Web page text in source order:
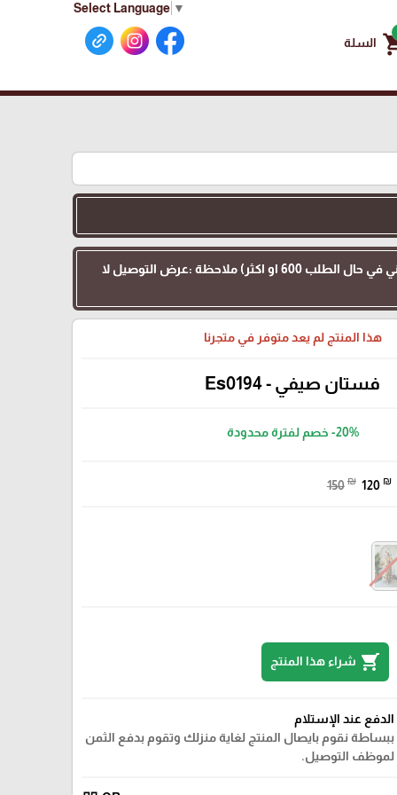
Select Language ▼
السلة
عرض التوصيل :اهلنا في الداخل 48 التوصيل 35 بدل 70 للطلبات بقيمة 200 او اكثر ( وتوصيل كامل مجاني في حال الطلب 600 او اكثر) ملاحظة :عرض التوصيل لا
هذا المنتج لم يعد متوفر في متجرنا
فستان صيفي - Es0194
-20% خصم لفترة محدودة
150 ₪ 120 ₪
shopping_cart شراء هذا المنتج
الدفع عند الإستلام
ببساطة نقوم بايصال المنتج لغاية منزلك وتقوم بدفع الثمن
لموظف التوصيل.